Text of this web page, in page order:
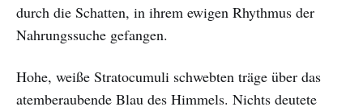
durch die Schatten, in ihrem ewigen Rhythmus der
Nahrungssuche gefangen.
Hohe, weiße Stratocumuli schwebten träge über das
atemberaubende Blau des Himmels. Nichts deutete